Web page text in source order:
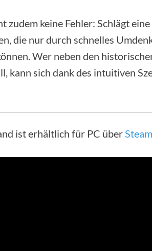
zudem keine Fehler: Schlägt eine
die nur durch schnelles
Wer neben den
kann sich dank des intuitiven
ist erhältlich für PC über Steam